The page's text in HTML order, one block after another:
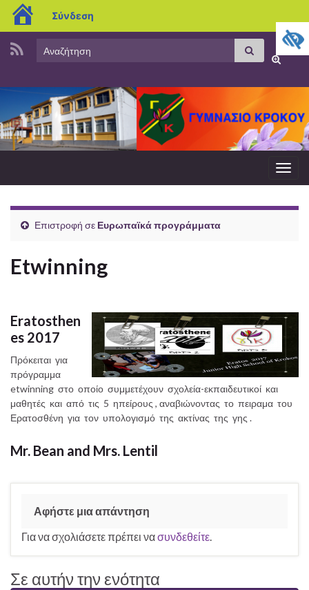
blogs.sch.gr
Σύνδεση
Search
Αναζήτηση
Επιστροφή σε Ευρωπαϊκά προγράμματα
Etwinning
Eratosthen
es 2017
Πρόκειται για
πρόγραμμα
etwinning στο οποίο συμμετέχουν σχολεία-εκπαιδευτικοί και
μαθητές και από τις 5 ηπείρους , αναβιώνοντας το πειραμα του
Ερατοσθένη για τον υπολογισμό της ακτίνας της γης .
Mr. Bean and Mrs. Lentil
Αφήστε μια απάντηση
Για να σχολιάσετε πρέπει νασυνδεθείτε.
Σε αυτήν την ενότητα